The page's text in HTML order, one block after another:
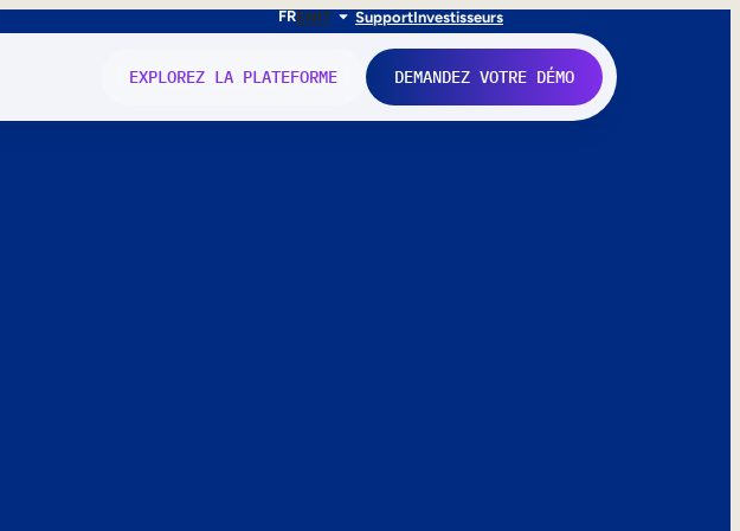
FRENIT SupportInvestisseurs
EXPLOREZ LA PLATEFORME DEMANDEZ VOTRE DÉMO